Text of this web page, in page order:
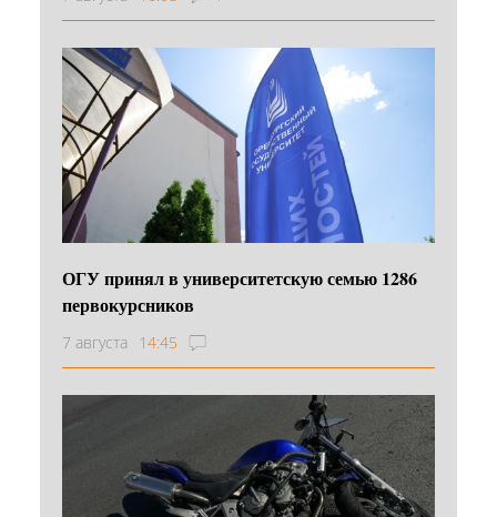
ОГУ принял в университетскую семью 1286
первокурсников
7 августа 14:45